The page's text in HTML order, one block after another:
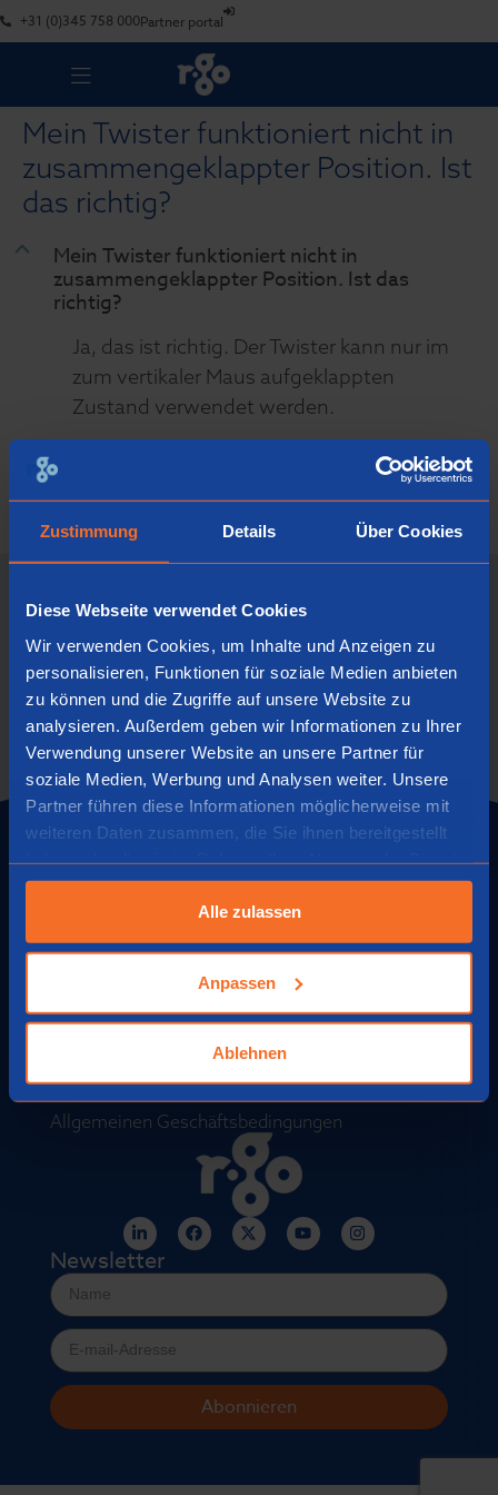
Zustimmung Details Über Cookies
Diese Webseite verwendet Cookies
Wir verwenden Cookies, um Inhalte und Anzeigen zu
personalisieren, Funktionen für soziale Medien anbieten
zu können und die Zugriffe auf unsere Website zu
analysieren. Außerdem geben wir Informationen zu Ihrer
Verwendung unserer Website an unsere Partner für
soziale Medien, Werbung und Analysen weiter. Unsere
Partner führen diese Informationen möglicherweise mit
weiteren Daten zusammen, die Sie ihnen bereitgestellt
haben oder die sie im Rahmen Ihrer Nutzung der Dienste
gesammelt haben.
Alle zulassen
Anpassen
Ablehnen
+31 (0)345 758 000Partner portal
Mein Twister funktioniert nicht in
zusammengeklappter Position. Ist
das richtig?
B Mein Twister funktioniert nicht in
zusammengeklappter Position. Ist das
richtig?
Ja, das ist richtig. Der Twister kann nur im
zum vertikaler Maus aufgeklappten
Zustand verwendet werden.
Schreiben Sie einen Kommentar
You must be logged in to post a comment.
Go Social
r.go.tools
Menu
Über uns
Umtausch und Rückgabe
Datenschutzerklärung
Haftungsausschluss
Allgemeinen Geschäftsbedingungen
Newsletter
Abonnieren